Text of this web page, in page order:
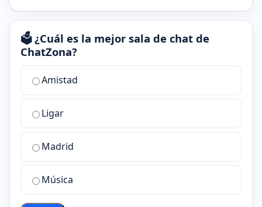
🗳️ ¿Cuál es la mejor sala de chat de
ChatZona?
¿Cuál
la
mejor
sala
chat
ChatZona?
Amistad
Ligar
Madrid
Música